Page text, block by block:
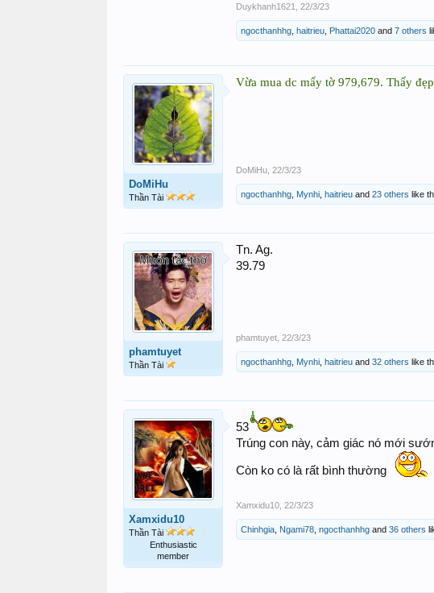
Duykhanh1621 22/3/23
ngocthanhhg haitrieu Phattai2020 and 7 others
DoMiHu
Thần Tài
Vừa mua dc mấy tờ 979,679. Thấy
DoMiHu 22/3/23
ngocthanhhg Mynhi haitrieu and 23 others like
phamtuyet
Thần Tài
Tn. Ag.
39.79
phamtuyet 22/3/23
ngocthanhhg Mynhi haitrieu and 32 others like
Xamxidu10
Thần Tài
Enthusiastic
member
53
Trúng con này, cảm giác nó mới
Còn ko có là rất bình thường
Xamxidu10 22/3/23
Chinhgia Ngami78 ngocthanhhg and 36 others